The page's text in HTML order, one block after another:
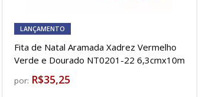
LANÇAMENTO
Fita de Natal Aramada Xadrez Vermelho
Verde e Dourado NT0201-22 6,3cmx10m
por: R$35,25